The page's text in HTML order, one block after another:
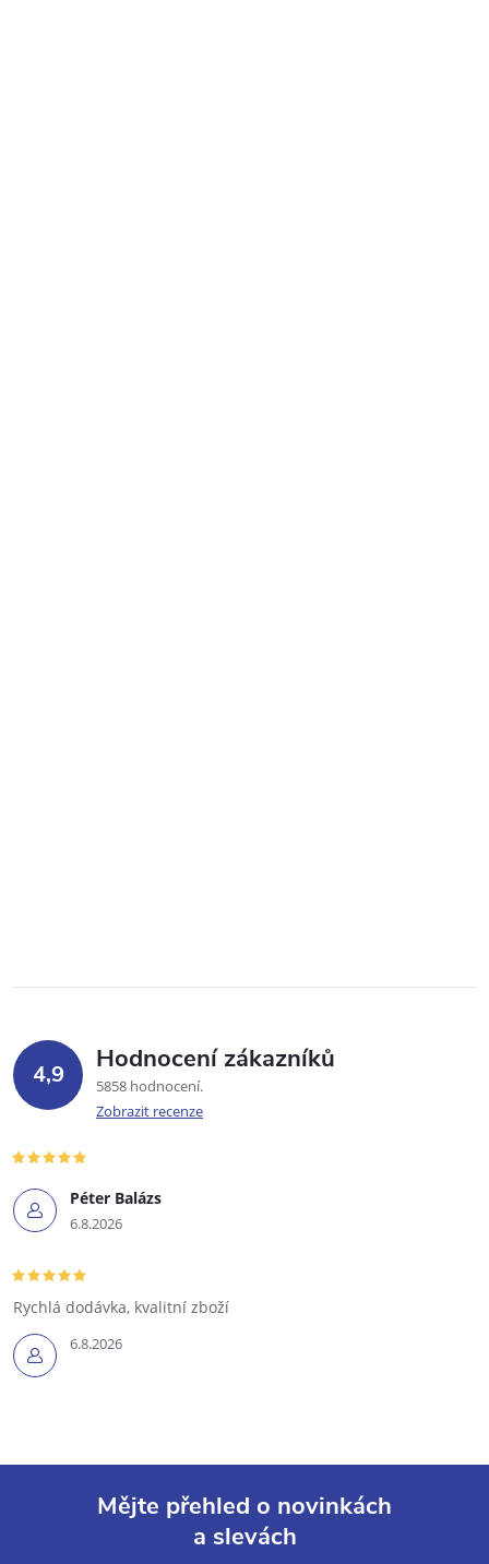
4,9 Hodnocení zákazníků
5858 hodnocení
Zobrazit recenze
Péter Balázs
6.8.2026
6.8.2026
Rychlá dodávka, kvalitní zboží
Mějte přehled o novinkách
a slevách